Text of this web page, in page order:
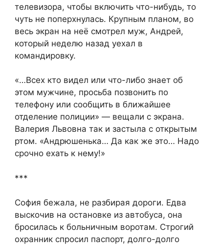
телевизора, чтобы включить что-нибудь, то
чуть не поперхнулась. Крупным планом, во
весь экран на неё смотрел муж, Андрей,
который неделю назад уехал в
командировку.​
​«…Всех кто видел или что-либо знает об
этом мужчине, просьба позвонить по
телефону или сообщить в ближайшее
отделение полиции» — вещали с экрана.
Валерия Львовна так и застыла с открытым
ртом. «Андрюшенька… Да как же это… Надо
срочно ехать к нему!»​
​***​
​София бежала, не разбирая дороги. Едва
выскочив на остановке из автобуса, она
бросилась к больничным воротам. Строгий
охранник спросил паспорт, долго-долго